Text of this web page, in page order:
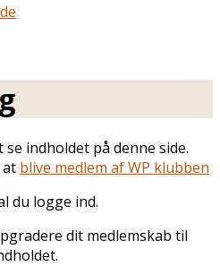
indholdet på denne side.
blive medlem af WP klubben
du logge ind.
dit medlemskab til